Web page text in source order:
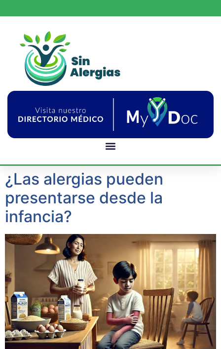
¿Las alergias pueden
presentarse desde la
infancia?